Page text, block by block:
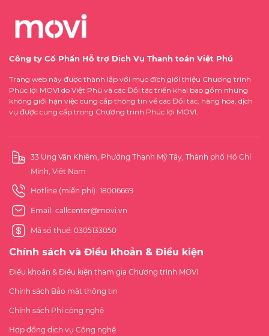
Công ty Cổ Phần Hỗ trợ Dịch Vụ Thanh toán Việt Phú
Trang web này được thành lập với mục đích giới thiệu Chương trình
Phúc lợi MOVI do Việt Phú và các Đối tác triển khai bao gồm nhưng
không giới hạn việc cung cấp thông tin về các Đối tác, hàng hóa, dịch
vụ được cung cấp trong Chương trình Phúc lợi MOVI.
33 Ung Văn Khiêm, Phường Thạnh Mỹ Tây, Thành phố Hồ Chí
Minh, Việt Nam
Hotline (miễn phí): 18006669
Email: callcenter@movi.vn
Mã số thuế: 0305133050
Chính sách và Điều khoản & Điều kiện
Điều khoản & Điều kiện tham gia Chương trình MOVI
Chính sách Bảo mật thông tin
Chính sách Phí công nghệ
Hợp đồng dịch vụ Công nghệ